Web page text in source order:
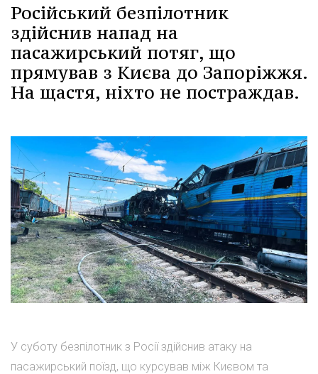
Російський безпілотник
здійснив напад на
пасажирський потяг, що
прямував з Києва до Запоріжжя.
На щастя, ніхто не постраждав.
У суботу безпілотник з Росії здійснив атаку на
пасажирський поїзд, що курсував між Києвом та